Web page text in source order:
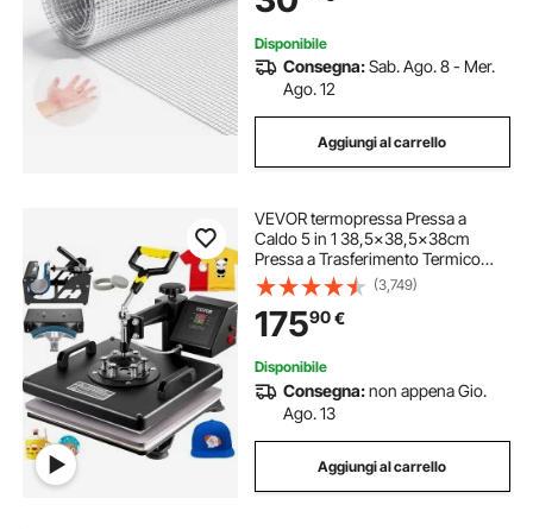
Disponibile
Consegna:Sab. Ago. 8 - Mer.
Ago. 12
Aggiungi al carrello
VEVOR termopressa Pressa a
Caldo 5 in 1 38,5x38,5x38cm
Pressa a Trasferimento Termico
1250W Pressa per Sublimazione
per Maglietta da 38x38 cm
(3,749)
17590€
Disponibile
Consegna:non appena Gio.
Ago. 13
Aggiungi al carrello